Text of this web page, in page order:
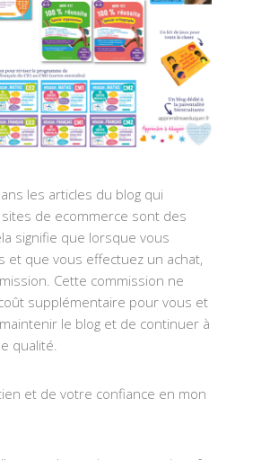
les articles du blog qui
de ecommerce sont des
signifie que lorsque vous
et que vous effectuez un achat,
Cette commission ne
supplémentaire pour vous et
le blog et de continuer à
qualité.
et de votre confiance en mon